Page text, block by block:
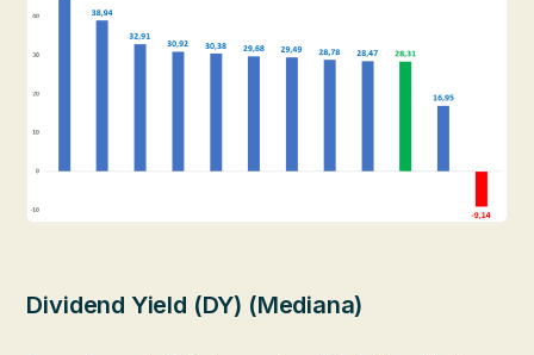
Dividend Yield (DY) (Mediana)